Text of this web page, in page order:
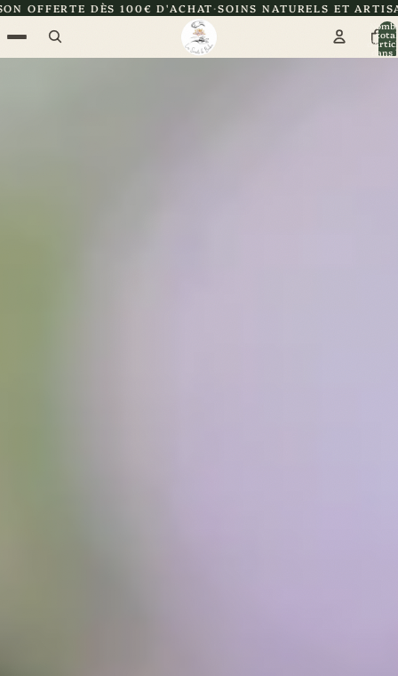
D'ACHAT SOINS NATURELS ET ARTISANAUX CERTIFIÉE
total
dans